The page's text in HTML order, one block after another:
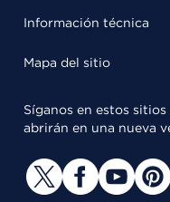
Información técnica
Mapa del sitio
Síganos en estos
abrirán en una nueva